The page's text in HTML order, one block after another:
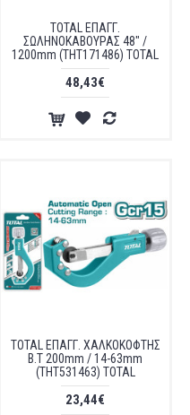
TOTAL ΕΠΑΓΓ.
ΣΩΛΗΝΟΚΑΒΟΥΡΑΣ 48" /
1200mm (THT171486) TOTAL
48,43€
TOTAL ΕΠΑΓΓ. ΧΑΛΚΟΚΟΦΤΗΣ
Β.Τ 200mm / 14-63mm
(THT531463) TOTAL
23,44€